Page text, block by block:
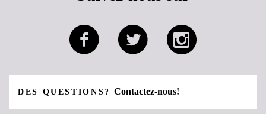
DES QUESTIONS?Contactez-nous!